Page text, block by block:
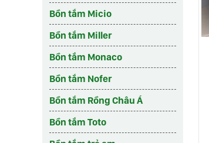
Bồn tắm Micio
Bồn tắm Miller
Bồn tắm Monaco
Bồn tắm Nofer
Bồn tắm Rồng Châu Á
Bồn tắm Toto